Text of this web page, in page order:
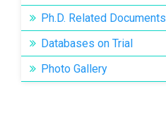
Ph.D. Related Documents
Databases on Trial
Photo Gallery